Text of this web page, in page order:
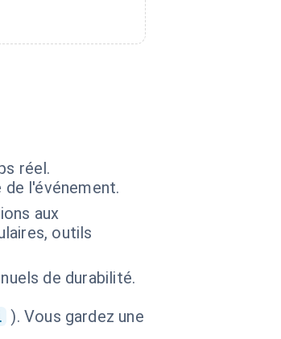
réel.
l'événement.
aux
outils
de durabilité.
). Vous gardez une